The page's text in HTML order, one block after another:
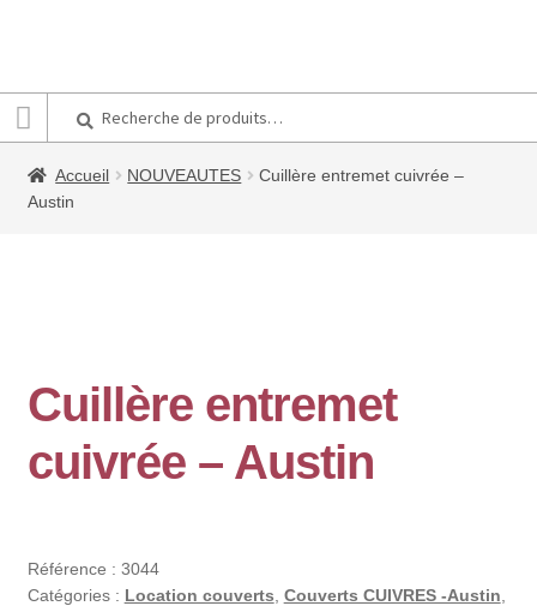
pour :
Accueil NOUVEAUTES
Cuillère entremet cuivrée –
Austin
Cuillère entremet
cuivrée – Austin
Référence : 3044
Catégories : Location couverts Couverts CUIVRES -Austin